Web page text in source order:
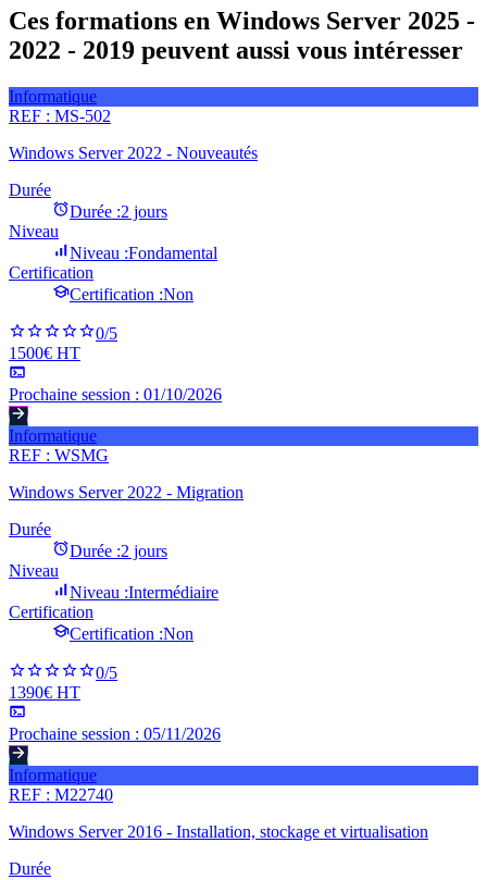
Ces formations en Windows Server 2025 -
2022 - 2019 peuvent aussi vous intéresser
Informatique
REF : MS-502
Windows Server 2022 - Nouveautés
Durée
Durée :2 jours
Niveau
Niveau :Fondamental
Certification
Certification :Non
0/5
1500€ HT
Prochaine session : 01/10/2026
Informatique
REF : WSMG
Windows Server 2022 - Migration
Durée
Durée :2 jours
Niveau
Niveau :Intermédiaire
Certification
Certification :Non
0/5
1390€ HT
Prochaine session : 05/11/2026
Informatique
REF : M22740
Windows Server 2016 - Installation, stockage et virtualisation
Durée